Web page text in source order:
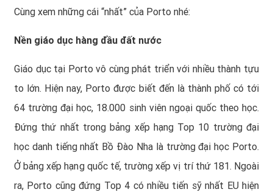
Cùng xem những cái “nhất” của Porto nhé:
Nền giáo dục hàng đầu đất nước
Giáo dục tại Porto vô cùng phát triển với nhiều thành tựu
to lớn. Hiện nay, Porto được biết đến là thành phố có tới
64 trường đại học, 18.000 sinh viên ngoại quốc theo học.
Đứng thứ nhất trong bảng xếp hạng Top 10 trường đại
học danh tiếng nhất Bồ Đào Nha là trường đại học Porto.
Ở bảng xếp hạng quốc tế, trường xếp vị trí thứ 181. Ngoài
ra, Porto cũng đứng Top 4 có nhiều tiến sỹ nhất EU hiện